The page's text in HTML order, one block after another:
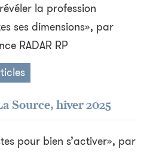
la profession
ses dimensions», par
RADAR RP
Source, hiver 2025
pour bien s’activer», par